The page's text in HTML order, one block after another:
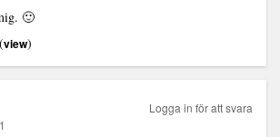
🙂
(view)
Logga in för att svara